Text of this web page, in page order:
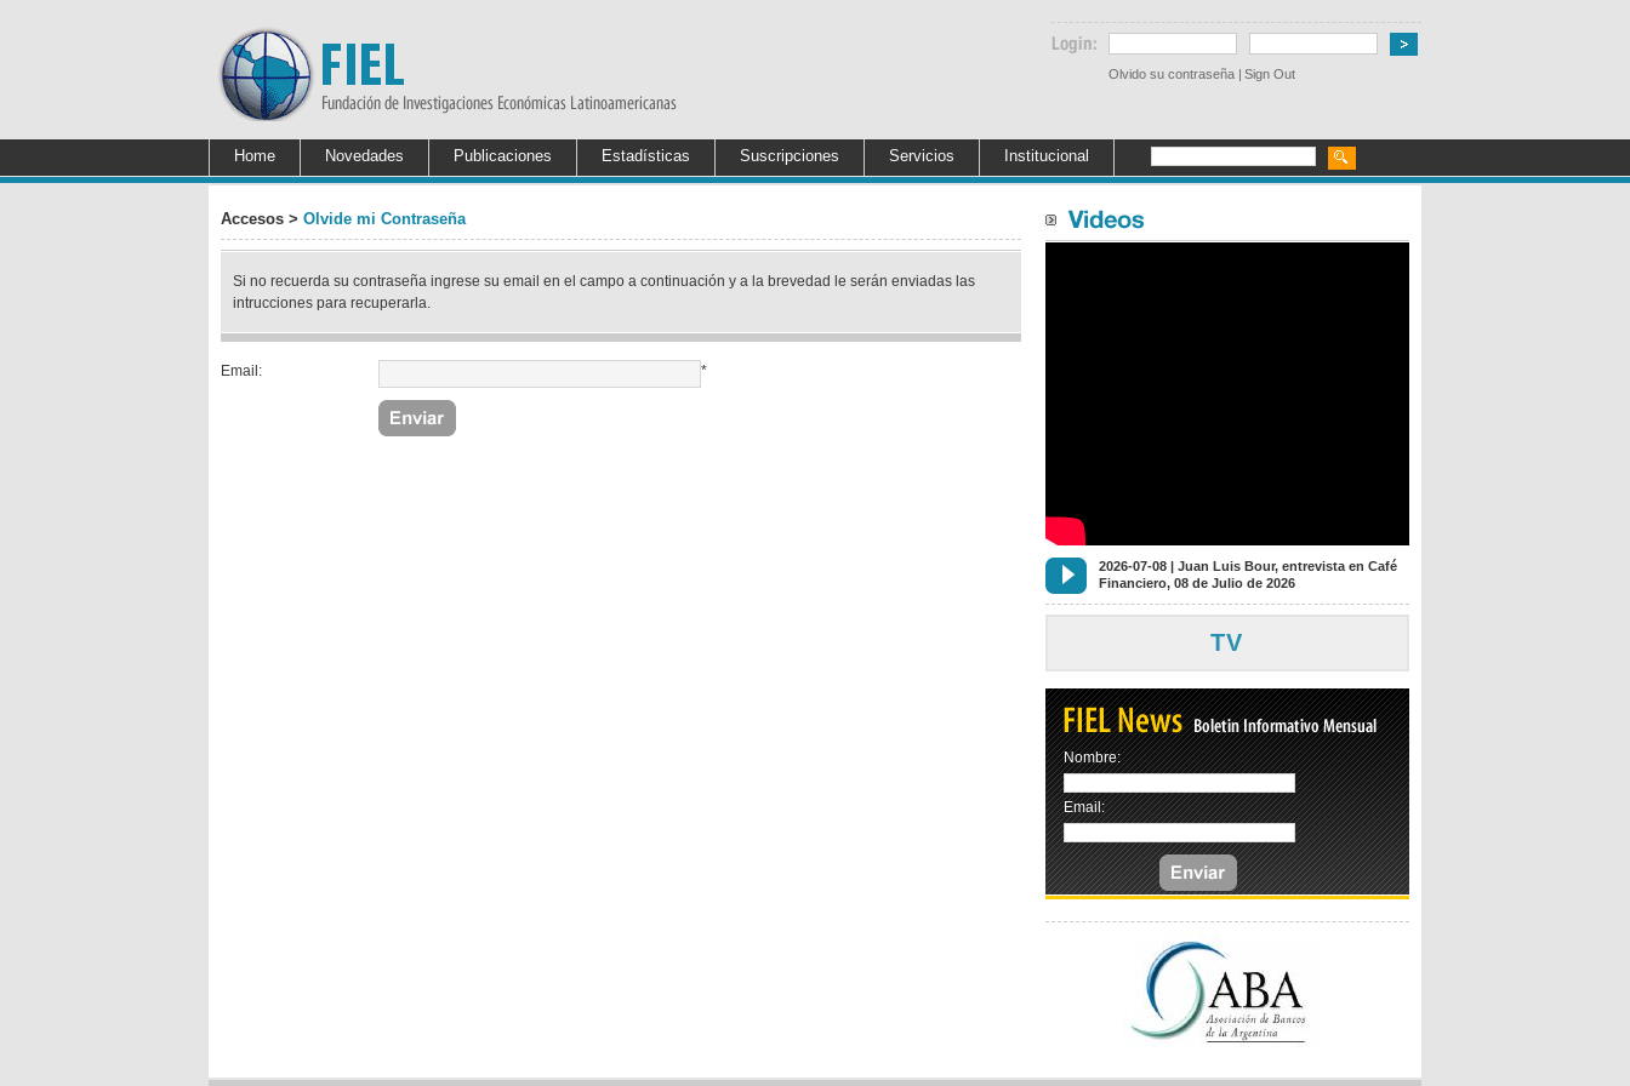
Olvido su contraseña | Sign Out
Home Novedades Publicaciones Estadísticas Suscripciones Servicios Institucional
Accesos > Olvide mi Contraseña
Si no recuerda su contraseña ingrese su email en el campo a continuación y a la brevedad le serán enviadas las
intrucciones para recuperarla.
Email: *
2026-07-08 | Juan Luis Bour, entrevista en Café
Financiero, 08 de Julio de 2026
TV
Nombre:
Email: